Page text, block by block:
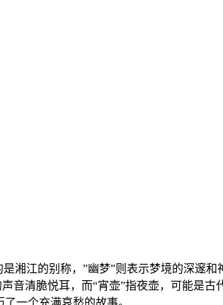
湘江的别称，”幽梦”则表示梦境的深邃
音清脆悦耳，而“宵壶”指夜壶，可能是